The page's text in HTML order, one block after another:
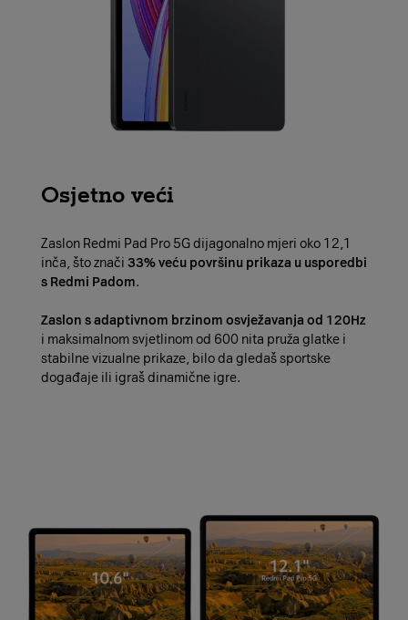
Osjetno veći
Zaslon Redmi Pad Pro 5G dijagonalno mjeri oko 12,1
inča, što znači 33% veću površinu prikaza u usporedbi
s Redmi Padom.
Zaslon s adaptivnom brzinom osvježavanja od 120Hz
i maksimalnom svjetlinom od 600 nita pruža glatke i
stabilne vizualne prikaze, bilo da gledaš sportske
događaje ili igraš dinamične igre.